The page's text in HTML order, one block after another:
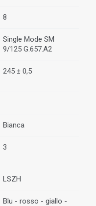
8
Single Mode SM
9/125 G.657.A2
245 ± 0,5
Bianca
3
LSZH
Blu - rosso - giallo -